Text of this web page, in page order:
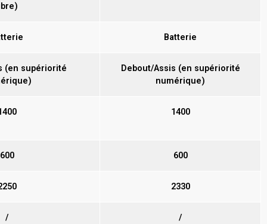
Batterie
(en supériorité
Debout/Assis (en supériorité
numérique)
1400
600 600
2330
/ /